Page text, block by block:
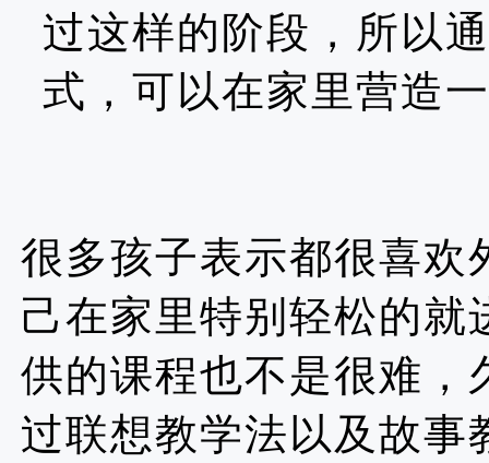
过这样的阶段，所以
式，可以在家里营造
很多孩子表示都很喜欢
己在家里特别轻松的就
供的课程也不是很难，
过联想教学法以及故事